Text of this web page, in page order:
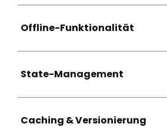
Offline-Funktionalität
State-Management
Caching & Versionierung